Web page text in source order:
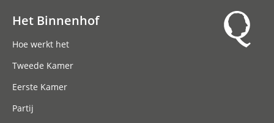
Het Binnenhof
Hoe werkt het
Tweede Kamer
Eerste Kamer
Partij